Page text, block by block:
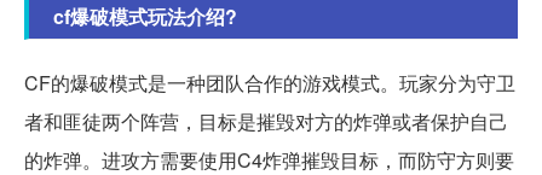
cf爆破模式玩法介绍?
CF的爆破模式是一种团队合作的游戏模式。玩家分为守卫
者和匪徒两个阵营，目标是摧毁对方的炸弹或者保护自己
的炸弹。进攻方需要使用C4炸弹摧毁目标，而防守方则要